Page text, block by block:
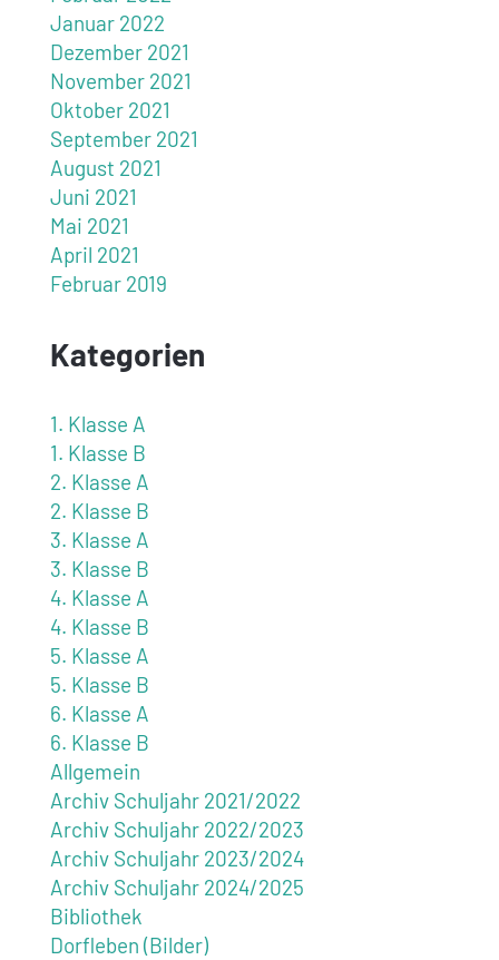
Januar 2022
Dezember 2021
November 2021
Oktober 2021
September 2021
August 2021
Juni 2021
Mai 2021
April 2021
Februar 2019
Kategorien
1. Klasse A
1. Klasse B
2. Klasse A
2. Klasse B
3. Klasse A
3. Klasse B
4. Klasse A
4. Klasse B
5. Klasse A
5. Klasse B
6. Klasse A
6. Klasse B
Allgemein
Archiv Schuljahr 2021/2022
Archiv Schuljahr 2022/2023
Archiv Schuljahr 2023/2024
Archiv Schuljahr 2024/2025
Bibliothek
Dorfleben (Bilder)